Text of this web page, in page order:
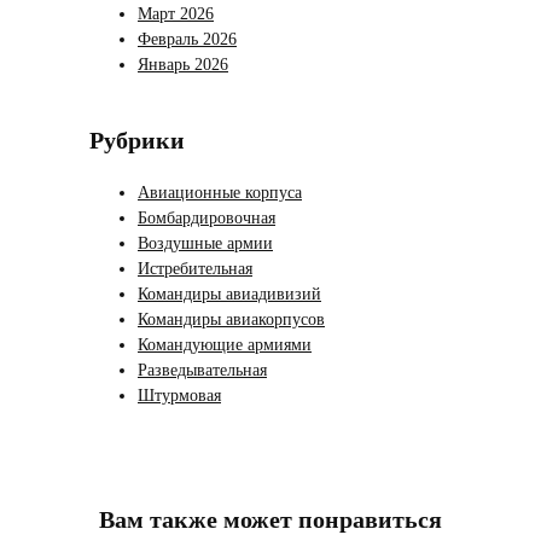
Март 2026
Февраль 2026
Январь 2026
Рубрики
Авиационные корпуса
Бомбардировочная
Воздушные армии
Истребительная
Командиры авиадивизий
Командиры авиакорпусов
Командующие армиями
Разведывательная
Штурмовая
Вам также может понравиться